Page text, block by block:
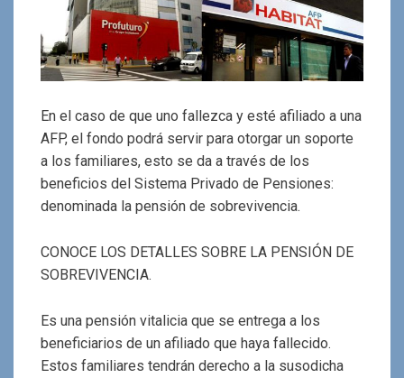
En el caso de que uno fallezca y esté afiliado a una
AFP, el fondo podrá servir para otorgar un soporte
a los familiares, esto se da a través de los
beneficios del Sistema Privado de Pensiones:
denominada la pensión de sobrevivencia.
CONOCE LOS DETALLES SOBRE LA PENSIÓN DE
SOBREVIVENCIA.
Es una pensión vitalicia que se entrega a los
beneficiarios de un afiliado que haya fallecido.
Estos familiares tendrán derecho a la susodicha